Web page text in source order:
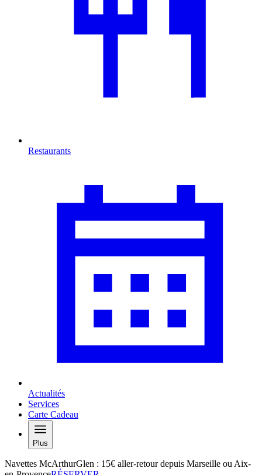
Restaurants
Actualités
Services
Carte Cadeau
Plus
Navettes McArthurGlen : 15€ aller-retour depuis Marseille ou Aix-